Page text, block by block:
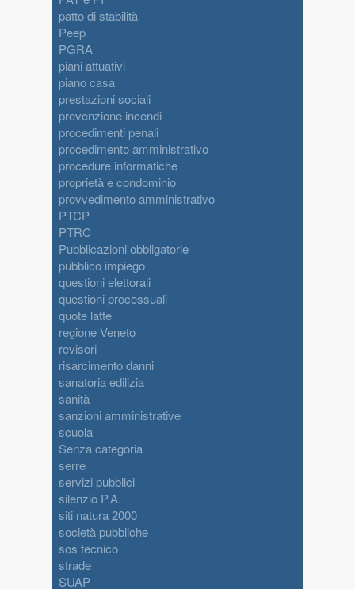
patto di stabilità
Peep
PGRA
piani attuativi
piano casa
prestazioni sociali
prevenzione incendi
procedimenti penali
procedimento amministrativo
procedure informatiche
proprietà e condominio
provvedimento amministrativo
PTCP
PTRC
Pubblicazioni obbligatorie
pubblico impiego
questioni elettorali
questioni processuali
quote latte
regione Veneto
revisori
risarcimento danni
sanatoria edilizia
sanità
sanzioni amministrative
scuola
Senza categoria
serre
servizi pubblici
silenzio P.A.
siti natura 2000
società pubbliche
sos tecnico
strade
SUAP